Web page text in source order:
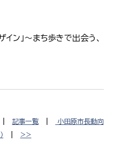
ン」～まち歩きで出会う、
記事一覧|
小田原市長動向
>>